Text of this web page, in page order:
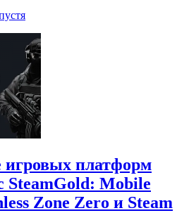
игровых платформ
SteamGold: Mobile
Zone Zero и Steam